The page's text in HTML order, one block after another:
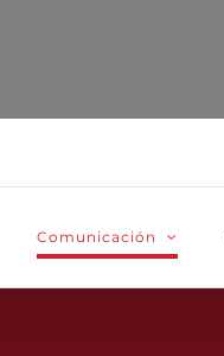
Comunicación